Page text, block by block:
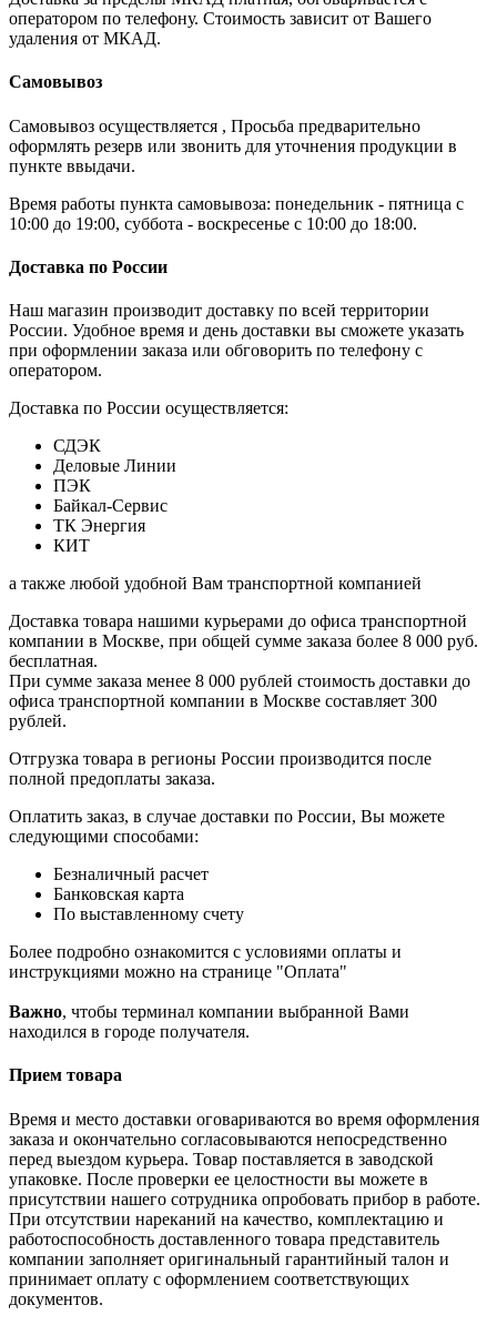
оператором по телефону. Стоимость зависит от Вашего
удаления от МКАД.
Самовывоз
Самовывоз осуществляется , Просьба предварительно
оформлять резерв или звонить для уточнения продукции в
пункте ввыдачи.
Время работы пункта самовывоза: понедельник - пятница с
10:00 до 19:00, суббота - воскресенье с 10:00 до 18:00.
Доставка по России
Наш магазин производит доставку по всей территории
России. Удобное время и день доставки вы сможете указать
при оформлении заказа или обговорить по телефону с
оператором.
Доставка по России осуществляется:
СДЭК
Деловые Линии
ПЭК
Байкал-Сервис
ТК Энергия
КИТ
а также любой удобной Вам транспортной компанией
Доставка товара нашими курьерами до офиса транспортной
компании в Москве, при общей сумме заказа более 8 000 руб.
бесплатная.
При сумме заказа менее 8 000 рублей стоимость доставки до
офиса транспортной компании в Москве составляет 300
рублей.
Отгрузка товара в регионы России производится после
полной предоплаты заказа.
Оплатить заказ, в случае доставки по России, Вы можете
следующими способами:
Безналичный расчет
Банковская карта
По выставленному счету
Более подробно ознакомится с условиями оплаты и
инструкциями можно на странице "Оплата"
Важно, чтобы терминал компании выбранной Вами
находился в городе получателя.
Прием товара
Время и место доставки оговариваются во время оформления
заказа и окончательно согласовываются непосредственно
перед выездом курьера. Товар поставляется в заводской
упаковке. После проверки ее целостности вы можете в
присутствии нашего сотрудника опробовать прибор в работе.
При отсутствии нареканий на качество, комплектацию и
работоспособность доставленного товара представитель
компании заполняет оригинальный гарантийный талон и
принимает оплату с оформлением соответствующих
документов.